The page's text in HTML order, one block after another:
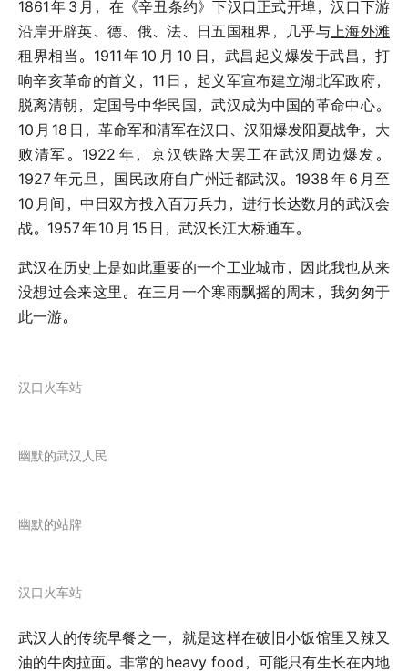
1861年 3 月，在《辛丑条约》下汉口正式开埠，汉口下游
沿岸开辟英、德、俄、法、日五国租界，几乎与 上海外滩
租界相当。1911年 10 月 10 日，武昌起义爆发于武昌，打
响辛亥革命的首义，11 日，起义军宣布建立湖北军政府，
脱离清朝，定国号中华民国，武汉成为中国的革命中心。
10 月 18 日，革命军和清军在汉口、汉阳爆发阳夏战争，大
败清军。1922 年，京汉铁路大罢工在武汉周边爆发。
1927年元旦，国民政府自广州迁都武汉。1938 年 6 月至
10 月间，中日双方投入百万兵力，进行长达数月的武汉会
战。1957年10 月 15 日，武汉长江大桥通车。
武汉在历史上是如此重要的一个工业城市，因此我也从来
没想过会来这里。在三月一个寒雨飘摇的周末，我匆匆于
此一游。
汉口火车站
幽默的武汉人民
幽默的站牌
汉口火车站
武汉人的传统早餐之一，就是这样在破旧小饭馆里又辣又
油的牛肉拉面。非常的 heavy food，可能只有生长在内地